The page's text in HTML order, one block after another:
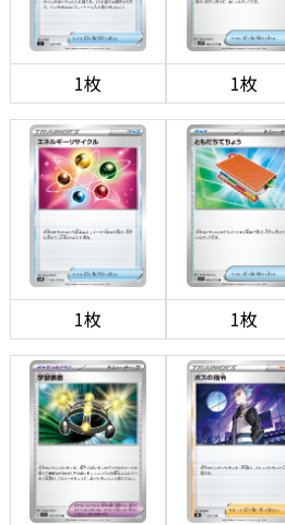
1枚 1枚
1枚 1枚